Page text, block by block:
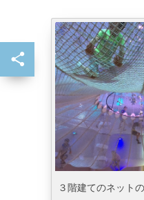
３階建てのネット